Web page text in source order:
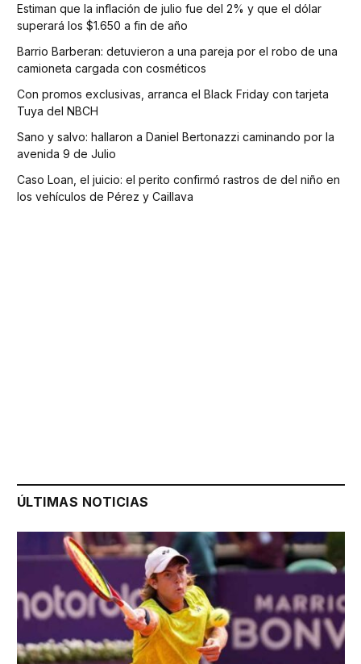
Estiman que la inflación de julio fue del 2% y que el dólar
superará los $1.650 a fin de año
Barrio Barberan: detuvieron a una pareja por el robo de una
camioneta cargada con cosméticos
Con promos exclusivas, arranca el Black Friday con tarjeta
Tuya del NBCH
Sano y salvo: hallaron a Daniel Bertonazzi caminando por la
avenida 9 de Julio
Caso Loan, el juicio: el perito confirmó rastros de del niño en
los vehículos de Pérez y Caillava
ÚLTIMAS NOTICIAS